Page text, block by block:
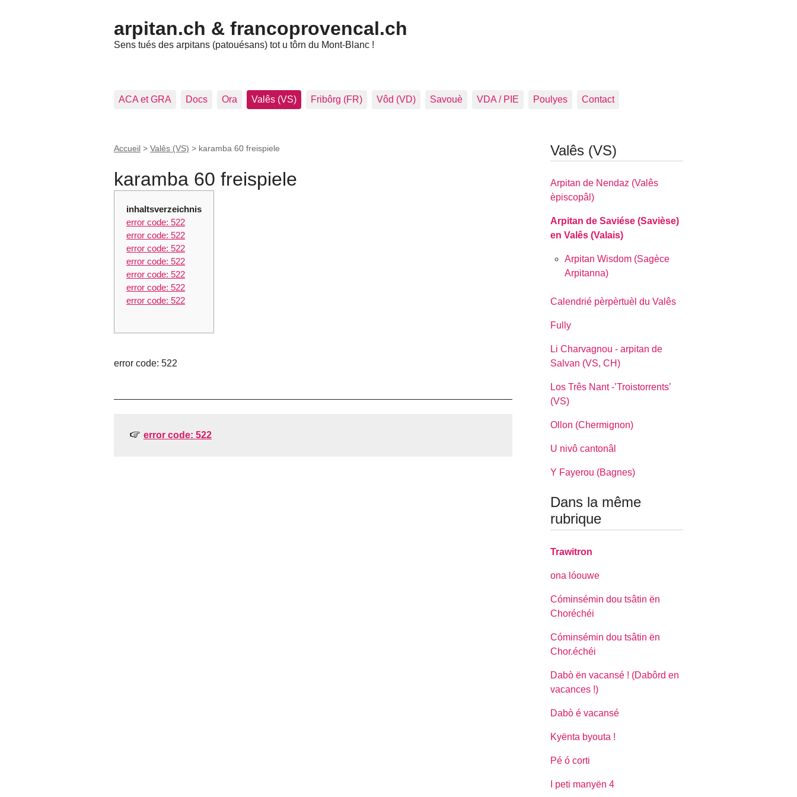
arpitan.ch & francoprovencal.ch
Sens tués des arpitans (patouésans) tot u tôrn du Mont-Blanc !
ACA et GRA Docs Ora Valês (VS) Fribôrg (FR) Vôd (VD) Savouè VDA / PIE Poulyes Contact
Accueil > Valês (VS) > karamba 60 freispiele
karamba 60 freispiele
inhaltsverzeichnis
error code: 522
error code: 522
error code: 522
error code: 522
error code: 522
error code: 522
error code: 522
error code: 522
error code: 522
Valês (VS)
Arpitan de Nendaz (Valês
èpiscopâl)
Arpitan de Saviése (Savièse)
en Valês (Valais)
Arpitan Wisdom (Sagèce
Arpitanna)
Calendrié pèrpèrtuèl du Valês
Fully
Li Charvagnou - arpitan de
Salvan (VS, CH)
Los Três Nant -’Troistorrents’
(VS)
Ollon (Chermignon)
U nivô cantonâl
Y Fayerou (Bagnes)
Dans la même
rubrique
Trawitron
ona lóouwe
Cóminsémin dou tsâtin ën
Choréchéi
Cóminsémin dou tsâtin ën
Chor.échéi
Dabò ën vacansé ! (Dabôrd en
vacances !)
Dabò é vacansé
Kyënta byouta !
Pé ó corti
I peti manyën 4